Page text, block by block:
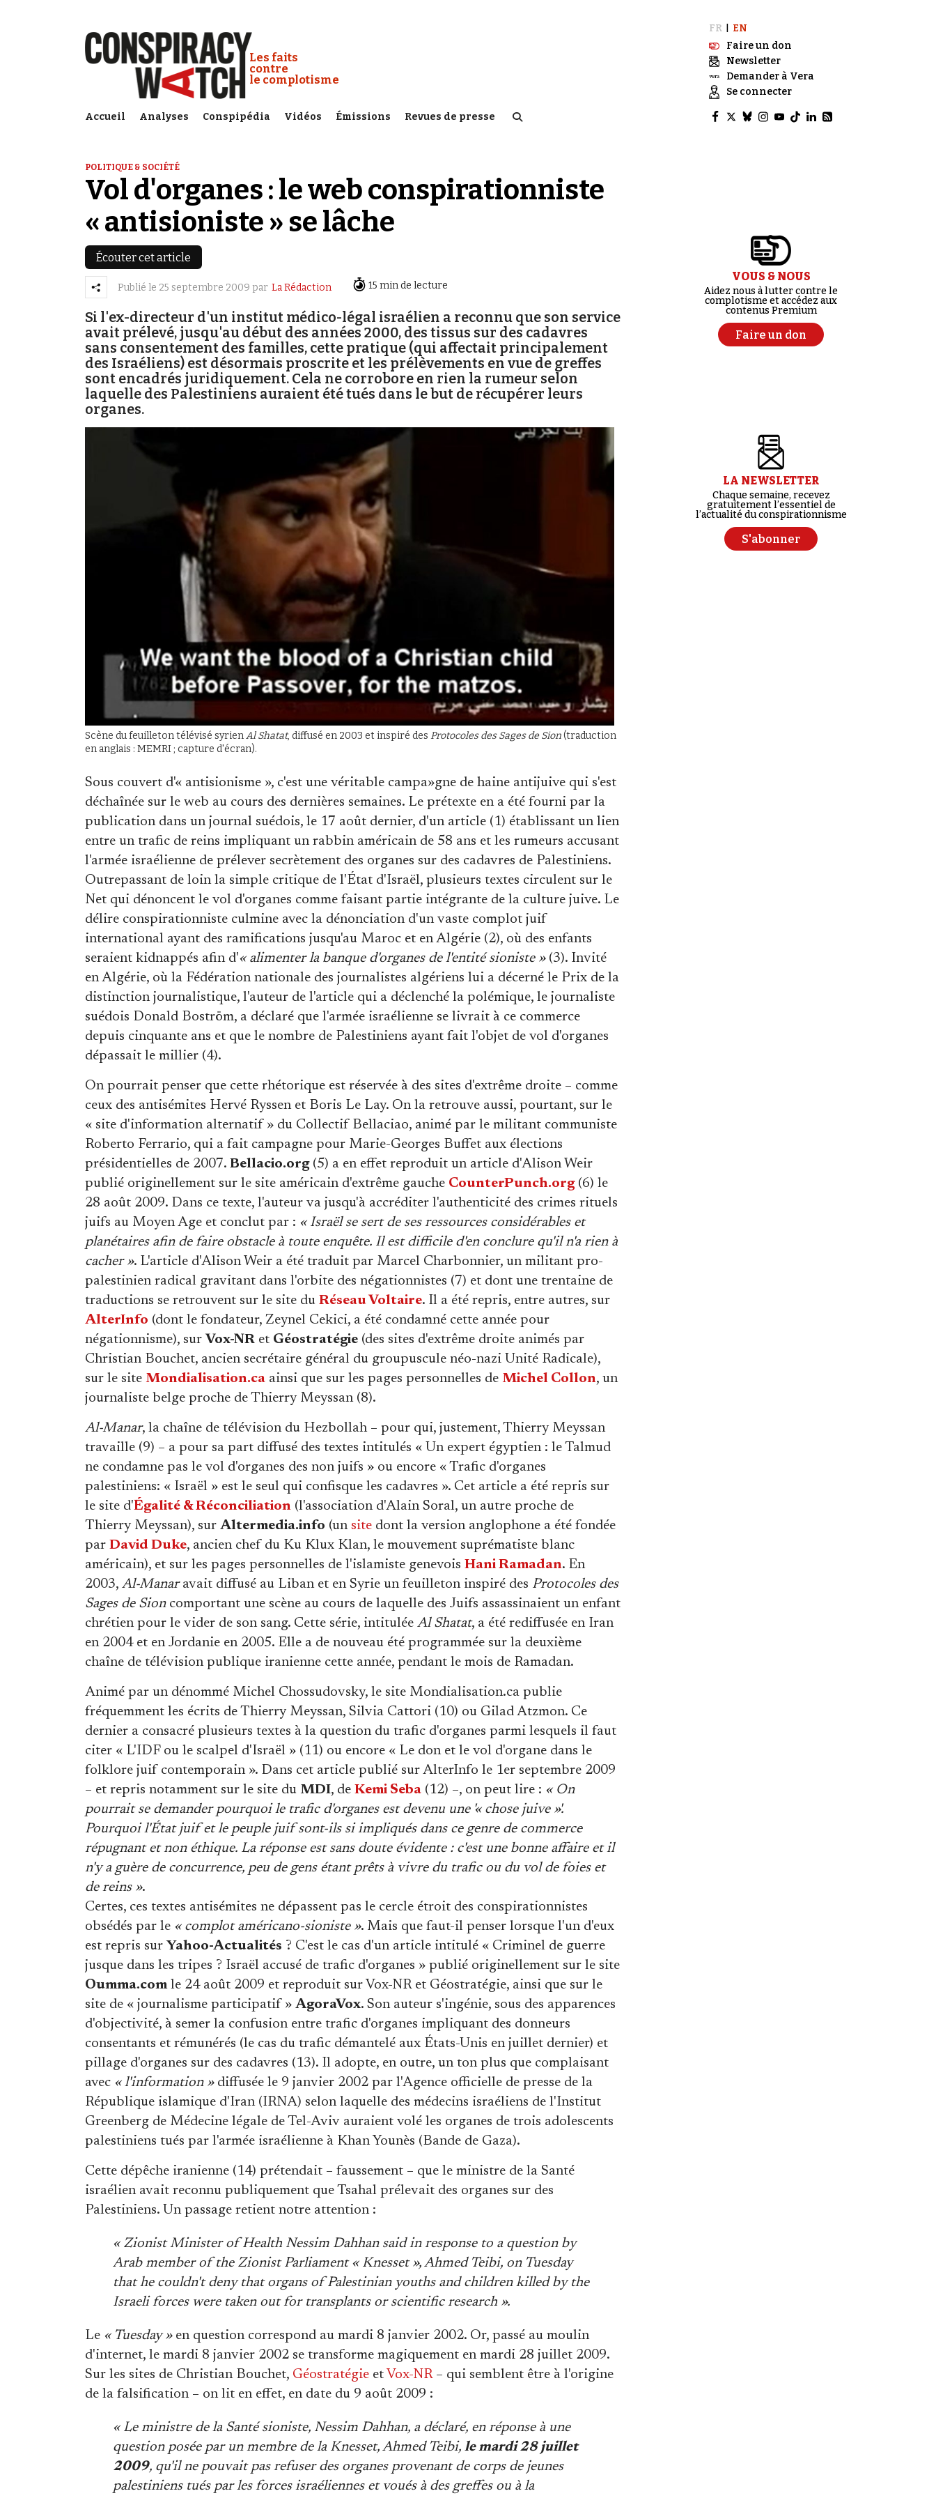
Conspiracy Watch :
Les faits
contre
le complotisme
Accueil Analyses Conspipédia Vidéos Émissions Revues de presse
FR
EN
Faire un don
Newsletter
Demander à Vera
Se connecter
POLITIQUE & SOCIÉTÉ
Vol d'organes : le web conspirationniste
« antisioniste » se lâche
Écouter cet article
Publié le 25 septembre 2009 par La Rédaction 15 min de lecture
Si l'ex-directeur d'un institut médico-légal israélien a reconnu que son service
avait prélevé, jusqu'au début des années 2000, des tissus sur des cadavres
sans consentement des familles, cette pratique (qui affectait principalement
des Israéliens) est désormais proscrite et les prélèvements en vue de greffes
sont encadrés juridiquement. Cela ne corrobore en rien la rumeur selon
laquelle des Palestiniens auraient été tués dans le but de récupérer leurs
organes.
Scène du feuilleton télévisé syrienAl Shatat, diffusé en 2003 et inspiré des Protocoles des Sages de Sion(traduction
en anglais : MEMRI ; capture d'écran).
Sous couvert d'« antisionisme », c'est une véritable campa»gne de haine antijuive qui s'est
déchaînée sur le web au cours des dernières semaines. Le prétexte en a été fourni par la
publication dans un journal suédois, le 17 août dernier, d'un article (1) établissant un lien
entre un trafic de reins impliquant un rabbin américain de 58 ans et les rumeurs accusant
l'armée israélienne de prélever secrètement des organes sur des cadavres de Palestiniens.
Outrepassant de loin la simple critique de l'État d'Israël, plusieurs textes circulent sur le
Net qui dénoncent le vol d'organes comme faisant partie intégrante de la culture juive. Le
délire conspirationniste culmine avec la dénonciation d'un vaste complot juif
international ayant des ramifications jusqu'au Maroc et en Algérie (2), où des enfants
seraient kidnappés afin d'« alimenter la banque d'organes de l'entité sioniste »(3). Invité
en Algérie, où la Fédération nationale des journalistes algériens lui a décerné le Prix de la
distinction journalistique, l'auteur de l'article qui a déclenché la polémique, le journaliste
suédois Donald Boström, a déclaré que l'armée israélienne se livrait à ce commerce
depuis cinquante ans et que le nombre de Palestiniens ayant fait l'objet de vol d'organes
dépassait le millier (4).
On pourrait penser que cette rhétorique est réservée à des sites d'extrême droite – comme
ceux des antisémites Hervé Ryssen et Boris Le Lay. On la retrouve aussi, pourtant, sur le
« site d'information alternatif » du Collectif Bellaciao, animé par le militant communiste
Roberto Ferrario, qui a fait campagne pour Marie-Georges Buffet aux élections
présidentielles de 2007. Bellacio.org(5) a en effet reproduit un article d'Alison Weir
publié originellement sur le site américain d'extrême gauche CounterPunch.org(6) le
28 août 2009. Dans ce texte, l'auteur va jusqu'à accréditer l'authenticité des crimes rituels
juifs au Moyen Age et conclut par : « Israël se sert de ses ressources considérables et
planétaires afin de faire obstacle à toute enquête. Il est difficile d'en conclure qu'il n'a rien à
cacher ». L'article d'Alison Weir a été traduit par Marcel Charbonnier, un militant pro-
palestinien radical gravitant dans l'orbite des négationnistes (7) et dont une trentaine de
traductions se retrouvent sur le site du Réseau Voltaire. Il a été repris, entre autres, sur
AlterInfo (dont le fondateur, Zeynel Cekici, a été condamné cette année pour
négationnisme), sur Vox-NR et Géostratégie (des sites d'extrême droite animés par
Christian Bouchet, ancien secrétaire général du groupuscule néo-nazi Unité Radicale),
sur le site Mondialisation.ca ainsi que sur les pages personnelles de Michel Collon, un
journaliste belge proche de Thierry Meyssan (8).
Al-Manar, la chaîne de télévision du Hezbollah – pour qui, justement, Thierry Meyssan
travaille (9) – a pour sa part diffusé des textes intitulés « Un expert égyptien : le Talmud
ne condamne pas le vol d'organes des non juifs » ou encore « Trafic d'organes
palestiniens: « Israël » est le seul qui confisque les cadavres ». Cet article a été repris sur
le site d'Égalité & Réconciliation (l'association d'Alain Soral, un autre proche de
Thierry Meyssan), sur Altermedia.info (un site dont la version anglophone a été fondée
par David Duke, ancien chef du Ku Klux Klan, le mouvement suprématiste blanc
américain), et sur les pages personnelles de l'islamiste genevois Hani Ramadan. En
2003, Al-Manaravait diffusé au Liban et en Syrie un feuilleton inspiré des Protocoles des
Sages de Sioncomportant une scène au cours de laquelle des Juifs assassinaient un enfant
chrétien pour le vider de son sang. Cette série, intitulée Al Shatat, a été rediffusée en Iran
en 2004 et en Jordanie en 2005. Elle a de nouveau été programmée sur la deuxième
chaîne de télévision publique iranienne cette année, pendant le mois de Ramadan.
Animé par un dénommé Michel Chossudovsky, le site Mondialisation.ca publie
fréquemment les écrits de Thierry Meyssan, Silvia Cattori (10) ou Gilad Atzmon. Ce
dernier a consacré plusieurs textes à la question du trafic d'organes parmi lesquels il faut
citer « L'IDF ou le scalpel d'Israël » (11) ou encore « Le don et le vol d'organe dans le
folklore juif contemporain ». Dans cet article publié sur AlterInfo le 1er septembre 2009
– et repris notamment sur le site du MDI, de Kemi Seba (12) –, on peut lire : « On
pourrait se demander pourquoi le trafic d'organes est devenu une '« chose juive »'.
Pourquoi l'État juif et le peuple juif sont-ils si impliqués dans ce genre de commerce
répugnant et non éthique. La réponse est sans doute évidente : c'est une bonne affaire et il
n'y a guère de concurrence, peu de gens étant prêts à vivre du trafic ou du vol de foies et
de reins ».
Certes, ces textes antisémites ne dépassent pas le cercle étroit des conspirationnistes
obsédés par le « complot américano-sioniste ». Mais que faut-il penser lorsque l'un d'eux
est repris surYahoo-Actualités ? C'est le cas d'un article intitulé « Criminel de guerre
jusque dans les tripes ? Israël accusé de trafic d'organes » publié originellement sur le site
Oumma.comle 24 août 2009 et reproduit sur Vox-NR et Géostratégie, ainsi que sur le
site de « journalisme participatif » AgoraVox. Son auteur s'ingénie, sous des apparences
d'objectivité, à semer la confusion entre trafic d'organes impliquant des donneurs
consentants et rémunérés (le cas du trafic démantelé aux États-Unis en juillet dernier) et
pillage d'organes sur des cadavres (13). Il adopte, en outre, un ton plus que complaisant
avec « l'information »diffusée le 9 janvier 2002 par l'Agence officielle de presse de la
République islamique d'Iran (IRNA) selon laquelle des médecins israéliens de l'Institut
Greenberg de Médecine légale de Tel-Aviv auraient volé les organes de trois adolescents
palestiniens tués par l'armée israélienne à Khan Younès (Bande de Gaza).
Cette dépêche iranienne (14) prétendait – faussement – que le ministre de la Santé
israélien avait reconnu publiquement que Tsahal prélevait des organes sur des
Palestiniens. Un passage retient notre attention :
« Zionist Minister of Health Nessim Dahhan said in response to a question by
Arab member of the Zionist Parliament « Knesset », Ahmed Teibi, on Tuesday
that he couldn't deny that organs of Palestinian youths and children killed by the
Israeli forces were taken out for transplants or scientific research ».
Le « Tuesday »en question correspond au mardi 8 janvier 2002. Or, passé au moulin
d'internet, le mardi 8 janvier 2002 se transforme magiquement en mardi 28 juillet 2009.
Sur les sites de Christian Bouchet, Géostratégie et Vox-NR– qui semblent être à l'origine
de la falsification – on lit en effet, en date du 9 août 2009 :
« Le ministre de la Santé sioniste, Nessim Dahhan, a déclaré, en réponse à une
question posée par un membre de la Knesset, Ahmed Teibi, le mardi 28 juillet
2009, qu'il ne pouvait pas refuser des organes provenant de corps de jeunes
palestiniens tués par les forces israéliennes et voués à des greffes ou à la
VOUS & NOUS
Aidez nous à lutter contre le
complotisme et accédez aux
contenus Premium
Faire un don
LA NEWSLETTER
Chaque semaine, recevez
gratuitement l’essentiel de
l’actualité du conspirationnisme
S'abonner